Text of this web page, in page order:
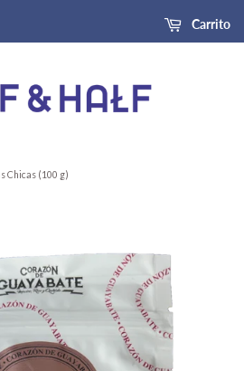
Carrito
Chicas (100 g)